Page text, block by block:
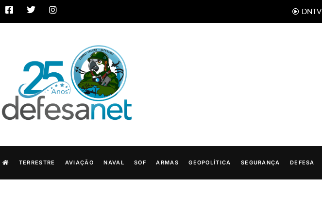
DNTV
TERRESTRE AVIAÇÃO NAVAL SOF ARMAS GEOPOLÍTICA SEGURANÇA DEFESA